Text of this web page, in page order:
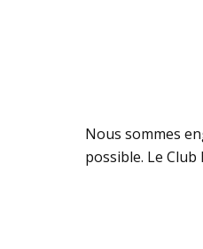
Nous sommes
possible. Le Club